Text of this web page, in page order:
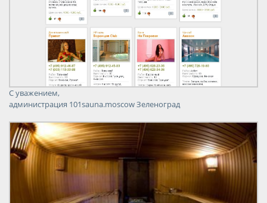
С уважением,
администрация 101sauna.moscow Зеленоград